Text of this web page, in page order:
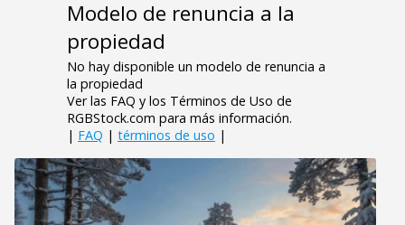
Modelo de renuncia a la
propiedad
No hay disponible un modelo de renuncia a
la propiedad
Ver las FAQ y los Términos de Uso de
RGBStock.com para más información.
| FAQ | términos de uso |